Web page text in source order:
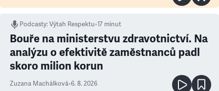
Podcasty:Výtah Respektu•17 minut
Bouře na ministerstvu zdravotnictví. Na
analýzu o efektivitě zaměstnanců padl
skoro milion korun
Zuzana Machálková•6. 8. 2026